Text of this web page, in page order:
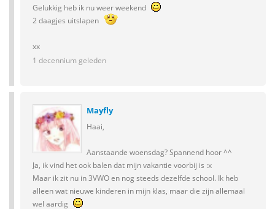
Gelukkig heb ik nu weer weekend
2 daagjes uitslapen
xx
1 decennium geleden
Mayfly
Haai,
Aanstaande woensdag? Spannend hoor ^^
Ja, ik vind het ook balen dat mijn vakantie voorbij is :x
Maar ik zit nu in 3VWO en nog steeds dezelfde school. Ik heb
alleen wat nieuwe kinderen in mijn klas, maar die zijn allemaal
wel aardig